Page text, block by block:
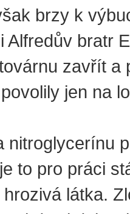
brzy k
Alfredův bratr
zavřít a
jen na
nitroglycerínu
to pro práci
látka.